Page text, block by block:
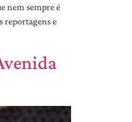
nem sempre é
reportagens e